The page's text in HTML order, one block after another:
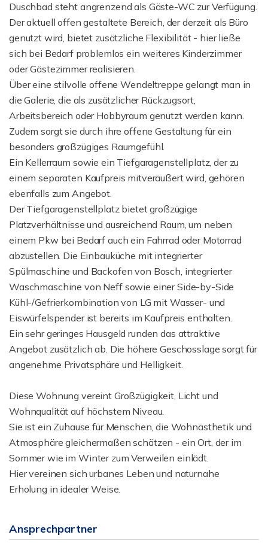
Duschbad steht angrenzend als Gäste-WC zur Verfügung.
Der aktuell offen gestaltete Bereich, der derzeit als Büro
genutzt wird, bietet zusätzliche Flexibilität - hier ließe
sich bei Bedarf problemlos ein weiteres Kinderzimmer
oder Gästezimmer realisieren.
Über eine stilvolle offene Wendeltreppe gelangt man in
die Galerie, die als zusätzlicher Rückzugsort,
Arbeitsbereich oder Hobbyraum genutzt werden kann.
Zudem sorgt sie durch ihre offene Gestaltung für ein
besonders großzügiges Raumgefühl.
Ein Kellerraum sowie ein Tiefgaragenstellplatz, der zu
einem separaten Kaufpreis mitveräußert wird, gehören
ebenfalls zum Angebot.
Der Tiefgaragenstellplatz bietet großzügige
Platzverhältnisse und ausreichend Raum, um neben
einem Pkw bei Bedarf auch ein Fahrrad oder Motorrad
abzustellen. Die Einbauküche mit integrierter
Spülmaschine und Backofen von Bosch, integrierter
Waschmaschine von Neff sowie einer Side-by-Side
Kühl-/Gefrierkombination von LG mit Wasser- und
Eiswürfelspender ist bereits im Kaufpreis enthalten.
Ein sehr geringes Hausgeld runden das attraktive
Angebot zusätzlich ab. Die höhere Geschosslage sorgt für
angenehme Privatsphäre und Helligkeit.
Diese Wohnung vereint Großzügigkeit, Licht und
Wohnqualität auf höchstem Niveau.
Sie ist ein Zuhause für Menschen, die Wohnästhetik und
Atmosphäre gleichermaßen schätzen - ein Ort, der im
Sommer wie im Winter zum Verweilen einlädt.
Hier vereinen sich urbanes Leben und naturnahe
Erholung in idealer Weise.
Ansprechpartner